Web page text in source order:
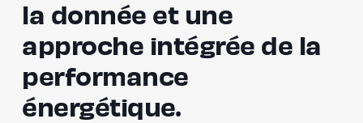
la donnée et une
approche intégrée de la
performance
énergétique.